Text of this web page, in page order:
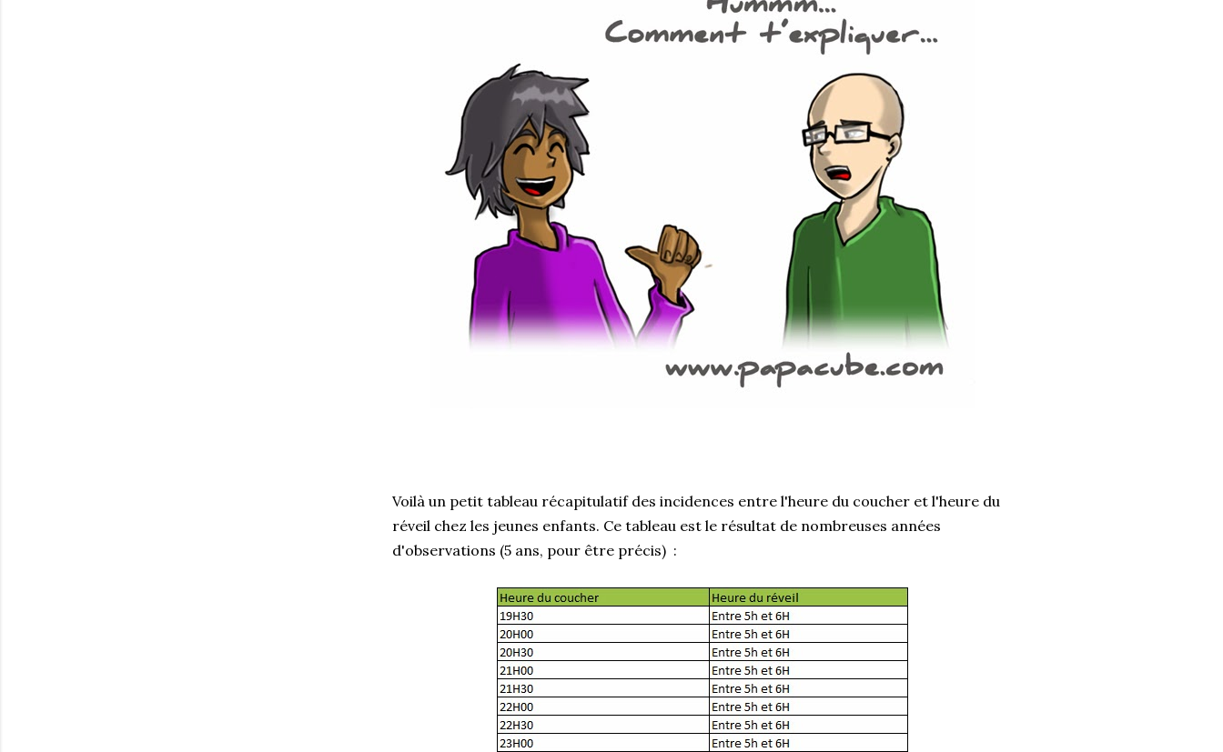
Voilà un petit tableau récapitulatif des incidences entre l'heure du coucher et l'heure du
réveil chez les jeunes enfants. Ce tableau est le résultat de nombreuses années
d'observations (5 ans, pour être précis) :